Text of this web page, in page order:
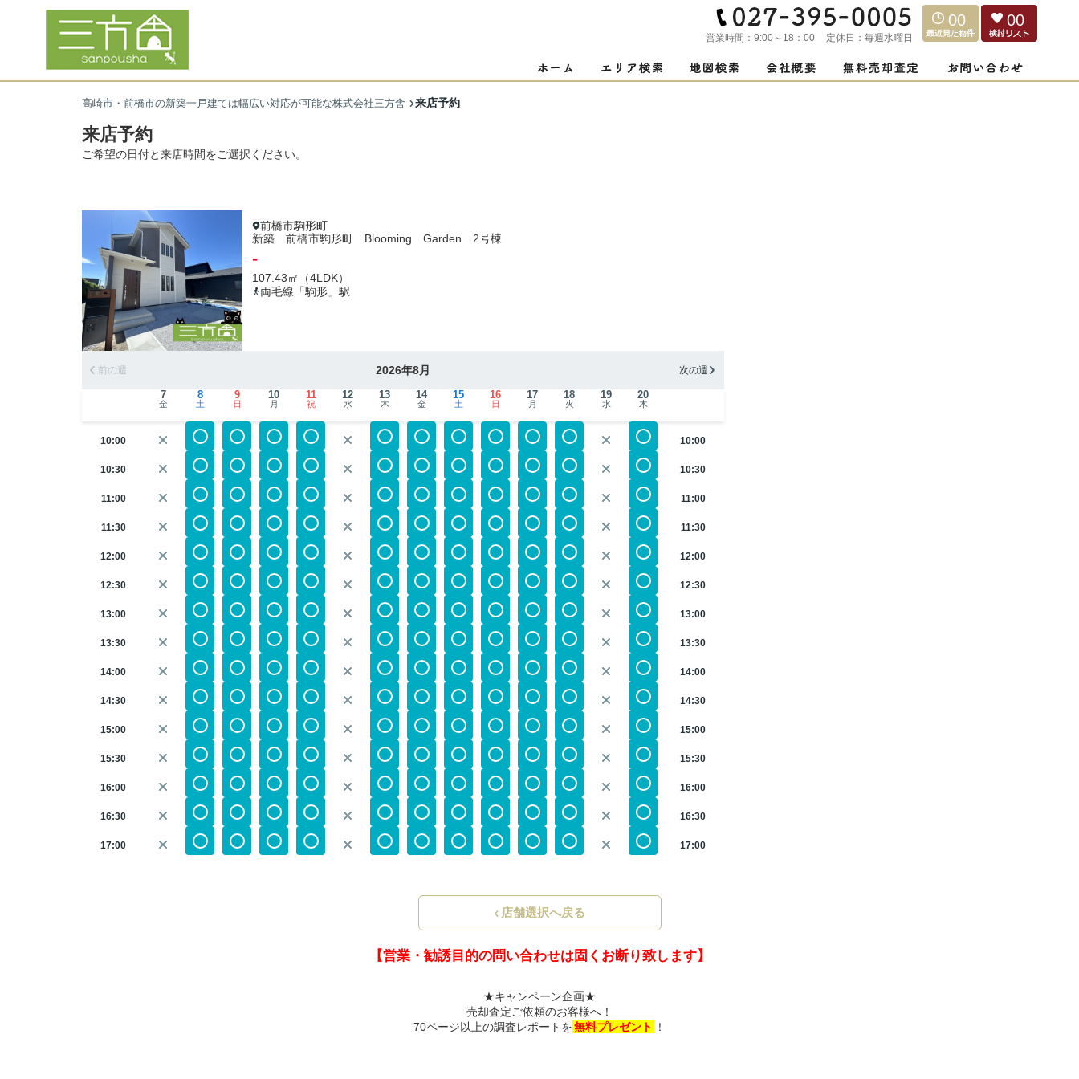
営業時間： 9:00～18：00 定休日： 毎週水曜日
00 00
高崎市・前橋市の新築一戸建ては幅広い対応が可能な株式会社三方舎 来店予約
来店予約
ご希望の日付と来店時間をご選択ください。
前橋市駒形町
新築 前橋市駒形町 Blooming Garden 2号棟
-
107.43㎡（4LDK）
両毛線「駒形」駅
前の週 2026年8月 次の週
7
金
8
土
9
日
10
月
11
祝
12
水
13
木
14
金
15
土
16
日
17
月
18
火
19
水
20
木
10:00 10:00
10:30 10:30
11:00 11:00
11:30 11:30
12:00 12:00
12:30 12:30
13:00 13:00
13:30 13:30
14:00 14:00
14:30 14:30
15:00 15:00
15:30 15:30
16:00 16:00
16:30 16:30
17:00 17:00
店舗選択へ戻る
【営業・勧誘目的の問い合わせは固くお断り致します】
★キャンペーン企画★
売却査定ご依頼のお客様へ！
70ページ以上の調査レポートを無料プレゼント ！